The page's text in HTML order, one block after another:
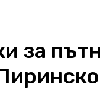
за